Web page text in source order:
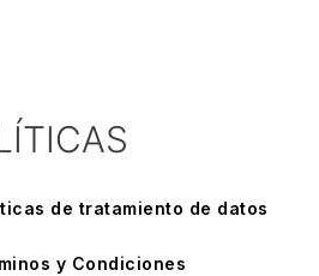
de tratamiento de datos
y Condiciones